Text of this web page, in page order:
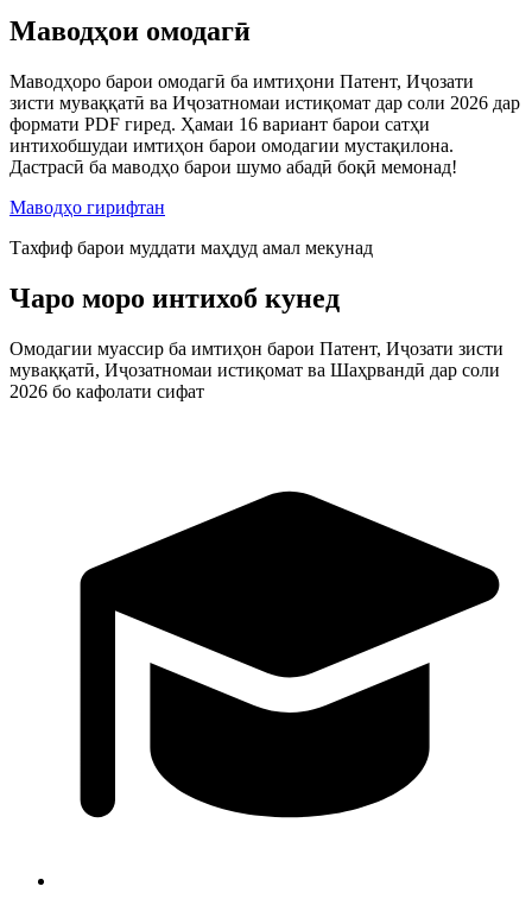
Маводҳои омодагӣ
Маводҳоро барои омодагӣ ба имтиҳони Патент, Иҷозати
зисти муваққатӣ ва Иҷозатномаи истиқомат дар соли 2026 дар
формати PDF гиред. Ҳамаи 16 вариант барои сатҳи
интихобшудаи имтиҳон барои омодагии мустақилона.
Дастрасӣ ба маводҳо барои шумо абадӣ боқӣ мемонад!
Маводҳо гирифтан
Тахфиф барои муддати маҳдуд амал мекунад
Чаро моро интихоб кунед
Омодагии муассир ба имтиҳон барои Патент, Иҷозати зисти
муваққатӣ, Иҷозатномаи истиқомат ва Шаҳрвандӣ дар соли
2026 бо кафолати сифат